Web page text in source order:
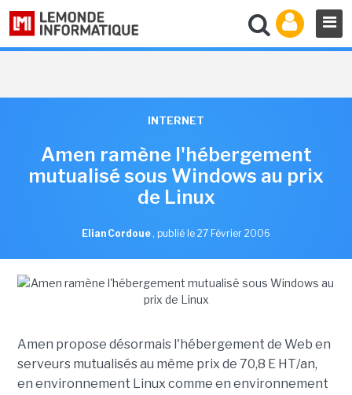
INTERNET
Amen ramène l'hébergement
mutualisé sous Windows au prix
de Linux
Elian Cordoue , publié le 27 Février 2006
Amen propose désormais l'hébergement de Web en
serveurs mutualisés au même prix de 70,8 E HT/an,
en environnement Linux comme en environnement